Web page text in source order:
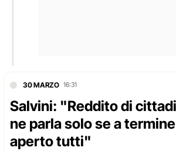
30 MARZO 16:31
Salvini: "Reddito di
ne parla solo se a
aperto tutti"